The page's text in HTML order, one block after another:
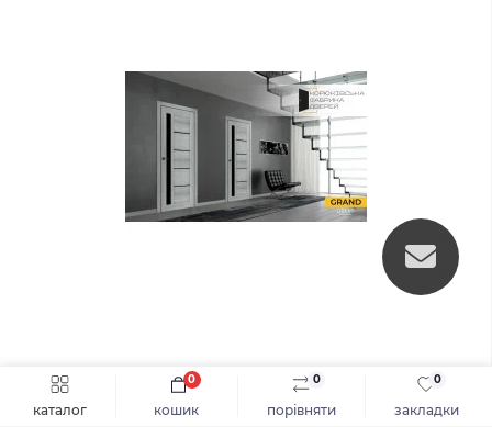
каталог порівняти
0
закладки
0
кошик
0
Швидке замовлення До кошика